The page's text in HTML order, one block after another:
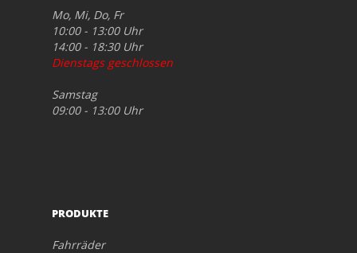
Mo, Mi, Do, Fr
10:00 - 13:00 Uhr
14:00 - 18:30 Uhr
Dienstags geschlossen
Samstag
09:00 - 13:00 Uhr
PRODUKTE
Fahrräder